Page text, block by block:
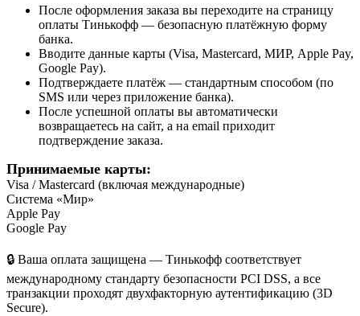
После оформления заказа вы переходите на страницу
оплаты Тинькофф — безопасную платёжную форму
банка.
Вводите данные карты (Visa, Mastercard, МИР, Apple Pay,
Google Pay).
Подтверждаете платёж — стандартным способом (по
SMS или через приложение банка).
После успешной оплаты вы автоматически
возвращаетесь на сайт, а на email приходит
подтверждение заказа.
Принимаемые карты:
Visa / Mastercard (включая международные)
Система «Мир»
Apple Pay
Google Pay
🔒 Ваша оплата защищена — Тинькофф соответствует
международному стандарту безопасности PCI DSS, а все
транзакции проходят двухфакторную аутентификацию (3D
Secure).